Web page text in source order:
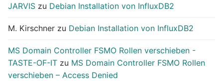
JARVIS zu Debian Installation von InfluxDB2
M. Kirschner zu Debian Installation von InfluxDB2
MS Domain Controller FSMO Rollen verschieben -
TASTE-OF-IT zu MS Domain Controller FSMO Rollen
verschieben – Access Denied